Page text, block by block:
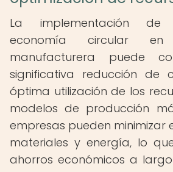
La implementación
economía circular
manufacturera puede
significativa reducción de
óptima utilización de los
modelos de producción
empresas pueden minimizar
materiales y energía, lo
ahorros económicos a